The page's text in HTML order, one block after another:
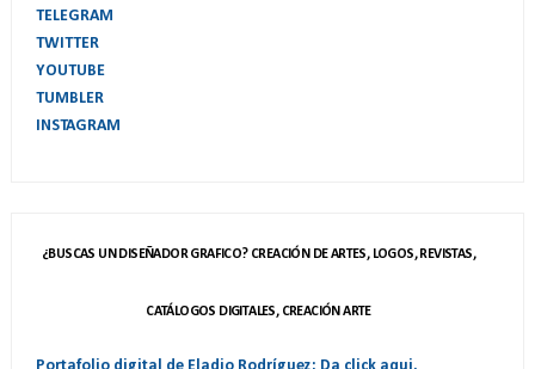
TELEGRAM
TWITTER
YOUTUBE
TUMBLER
INSTAGRAM
¿BUSCAS UN DISEÑADOR GRAFICO? CREACIÓN DE ARTES, LOGOS, REVISTAS,
CATÁLOGOS DIGITALES, CREACIÓN ARTE